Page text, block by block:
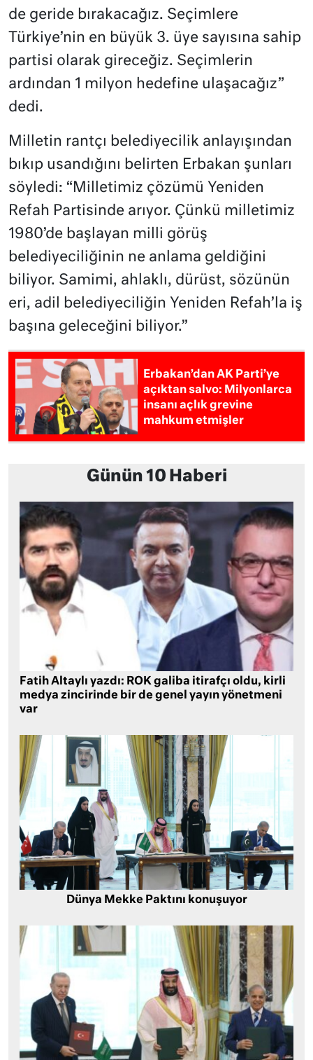
de geride bırakacağız. Seçimlere
Türkiye’nin en büyük 3. üye sayısına sahip
partisi olarak gireceğiz. Seçimlerin
ardından 1 milyon hedefine ulaşacağız”
dedi.
Milletin rantçı belediyecilik anlayışından
bıkıp usandığını belirten Erbakan şunları
söyledi: “Milletimiz çözümü Yeniden
Refah Partisinde arıyor. Çünkü milletimiz
1980’de başlayan milli görüş
belediyeciliğinin ne anlama geldiğini
biliyor. Samimi, ahlaklı, dürüst, sözünün
eri, adil belediyeciliğin Yeniden Refah’la iş
başına geleceğini biliyor.”
Erbakan’dan AK Parti’ye
açıktan salvo: Milyonlarca
insanı açlık grevine
mahkum etmişler
Günün 10 Haberi
Fatih Altaylı yazdı: ROK galiba itirafçı oldu, kirli
medya zincirinde bir de genel yayın yönetmeni
var
Dünya Mekke Paktını konuşuyor